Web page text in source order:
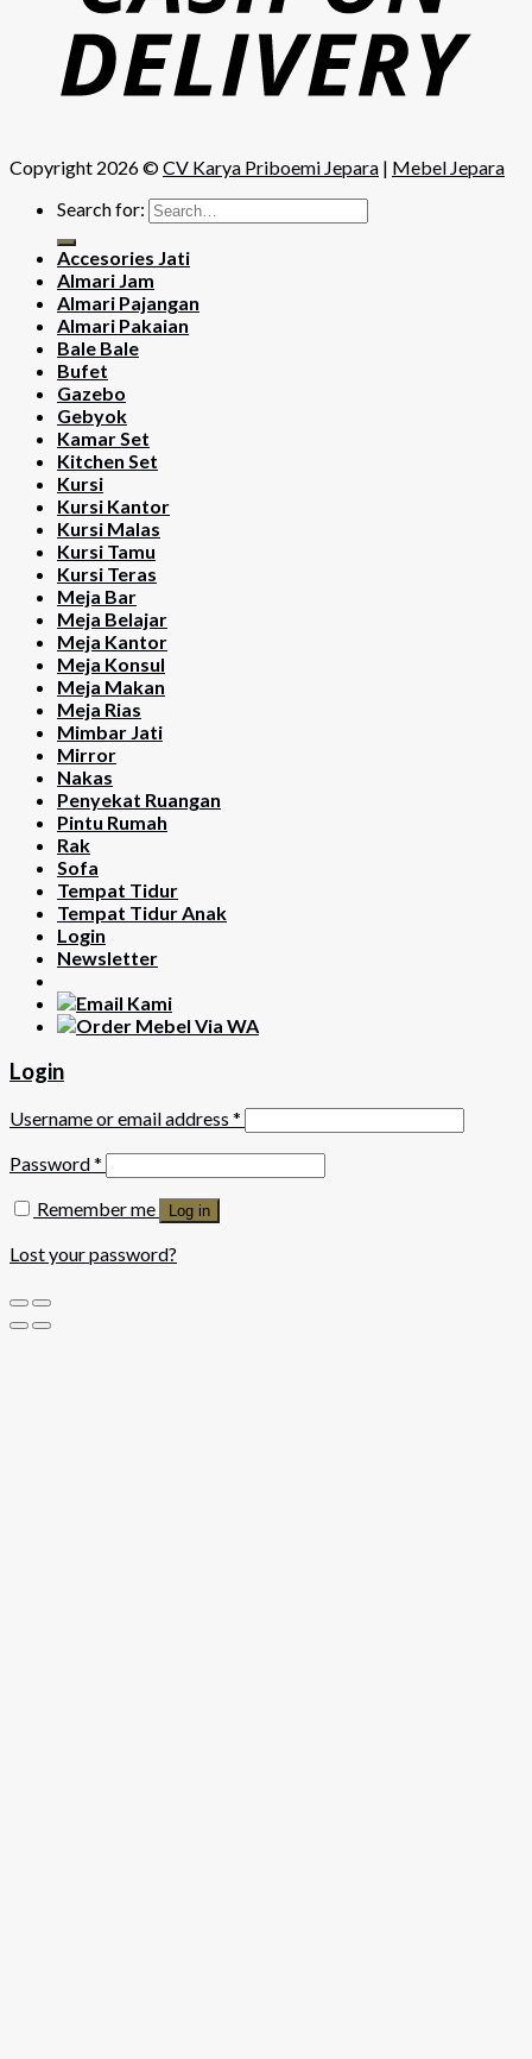
Copyright 2026 ©CV Karya Priboemi Jepara | Mebel Jepara
Search for:
Accesories Jati
Almari Jam
Almari Pajangan
Almari Pakaian
Bale Bale
Bufet
Gazebo
Gebyok
Kamar Set
Kitchen Set
Kursi
Kursi Kantor
Kursi Malas
Kursi Tamu
Kursi Teras
Meja Bar
Meja Belajar
Meja Kantor
Meja Konsul
Meja Makan
Meja Rias
Mimbar Jati
Mirror
Nakas
Penyekat Ruangan
Pintu Rumah
Rak
Sofa
Tempat Tidur
Tempat Tidur Anak
Login
Newsletter
Login
Username or email address *
Password*
Remember me
Log in
Lost your password?